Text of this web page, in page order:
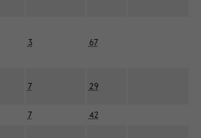
3 67
7 29
7 42